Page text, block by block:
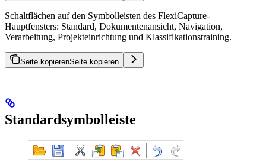
Schaltflächen auf den Symbolleisten des FlexiCapture-
Hauptfensters: Standard, Dokumentenansicht, Navigation,
Verarbeitung, Projekteinrichtung und Klassifikationstraining.
Seite kopierenSeite kopieren
Standardsymbolleiste